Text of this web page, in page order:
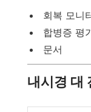
회복 모니
합병증 평
문서
내시경 대